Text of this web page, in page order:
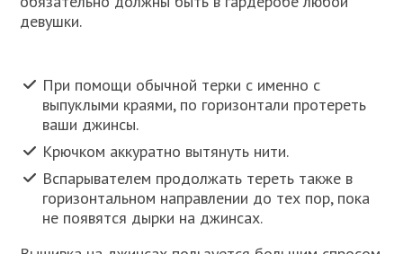
девушки.
При помощи обычной терки с именно с
выпуклыми краями, по горизонтали протереть
ваши джинсы.
Крючком аккуратно вытянуть нити.
Вспарывателем продолжать тереть также в
горизонтальном направлении до тех пор, пока
не появятся дырки на джинсах.